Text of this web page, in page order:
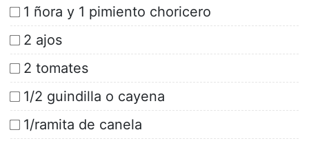
1 ñora y 1 pimiento choricero
2 ajos
2 tomates
1/2 guindilla o cayena
1/ramita de canela